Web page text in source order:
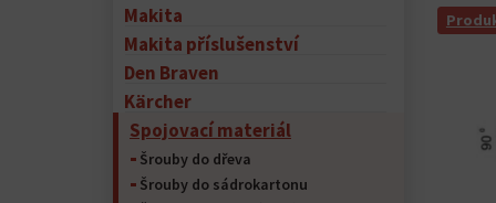
Makita
Makita příslušenství
Den Braven
Kärcher
Spojovací materiál
Šrouby do dřeva
Šrouby do sádrokartonu